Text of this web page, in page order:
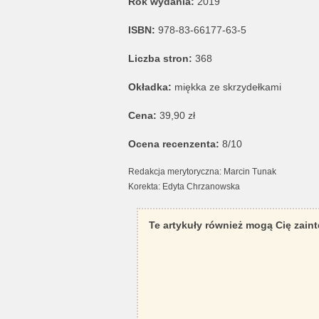
ISBN: 978-83-66177-63-5
Liczba stron: 368
Okładka: miękka ze skrzydełkami
Cena: 39,90 zł
Ocena recenzenta: 8/10
Redakcja merytoryczna: Marcin Tunak
Korekta: Edyta Chrzanowska
Te artykuły również mogą Cię